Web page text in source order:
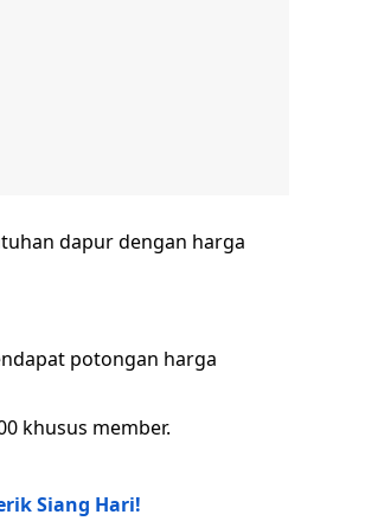
dapur dengan harga
potongan harga
khusus member.
Siang Hari!